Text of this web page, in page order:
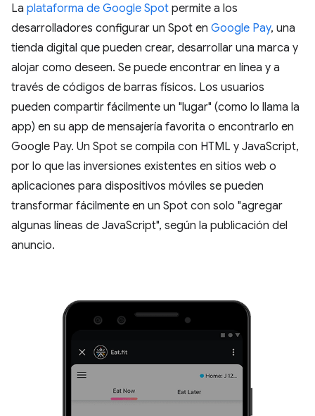
La plataforma de Google Spot permite a los
desarrolladores configurar un Spot en Google Pay, una
tienda digital que pueden crear, desarrollar una marca y
alojar como deseen. Se puede encontrar en línea y a
través de códigos de barras físicos. Los usuarios
pueden compartir fácilmente un "lugar" (como lo llama la
app) en su app de mensajería favorita o encontrarlo en
Google Pay. Un Spot se compila con HTML y JavaScript,
por lo que las inversiones existentes en sitios web o
aplicaciones para dispositivos móviles se pueden
transformar fácilmente en un Spot con solo "agregar
algunas líneas de JavaScript", según la publicación del
anuncio.